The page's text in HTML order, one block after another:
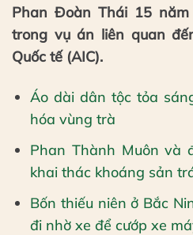
Phan Đoàn Thái 15
trong vụ án liên quan
Quốc tế (AIC).
Áo dài dân tộc tỏa
hóa vùng trà
Phan Thành Muôn và
khai thác khoáng sản
Bốn thiếu niên ở Bắc
đi nhờ xe để cướp xe